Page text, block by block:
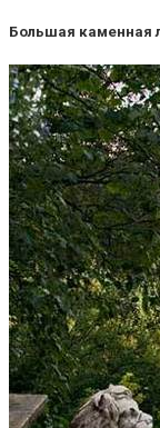
Большая каменная